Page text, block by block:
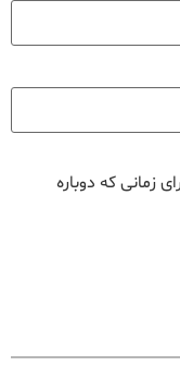
زمانی که دوباره